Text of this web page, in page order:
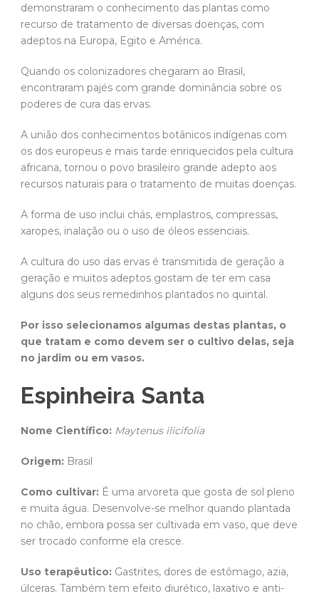
demonstraram o conhecimento das plantas como
recurso de tratamento de diversas doenças, com
adeptos na Europa, Egito e América.
Quando os colonizadores chegaram ao Brasil,
encontraram pajés com grande dominância sobre os
poderes de cura das ervas.
A união dos conhecimentos botânicos indígenas com
os dos europeus e mais tarde enriquecidos pela cultura
africana, tornou o povo brasileiro grande adepto aos
recursos naturais para o tratamento de muitas doenças.
A forma de uso inclui chás, emplastros, compressas,
xaropes, inalação ou o uso de óleos essenciais.
A cultura do uso das ervas é transmitida de geração a
geração e muitos adeptos gostam de ter em casa
alguns dos seus remedinhos plantados no quintal.
Por isso selecionamos algumas destas plantas, o
que tratam e como devem ser o cultivo delas, seja
no jardim ou em vasos.
Espinheira Santa
Nome Científico: Maytenus ilicifolia
Origem: Brasil
Como cultivar: É uma arvoreta que gosta de sol pleno
e muita água. Desenvolve-se melhor quando plantada
no chão, embora possa ser cultivada em vaso, que deve
ser trocado conforme ela cresce.
Uso terapêutico: Gastrites, dores de estômago, azia,
úlceras. Também tem efeito diurético, laxativo e anti-